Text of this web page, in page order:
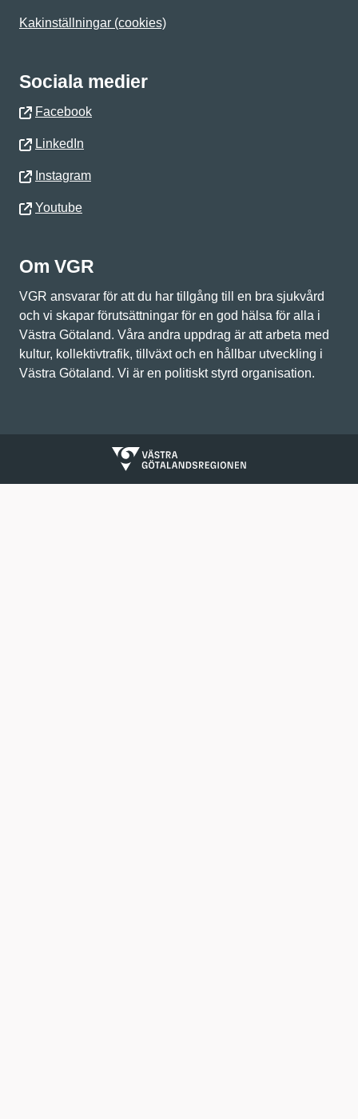
Kakinställningar (cookies)
Sociala medier
Facebook
LinkedIn
Instagram
Youtube
Om VGR
VGR ansvarar för att du har tillgång till en bra sjukvård
och vi skapar förutsättningar för en god hälsa för alla i
Västra Götaland. Våra andra uppdrag är att arbeta med
kultur, kollektivtrafik, tillväxt och en hållbar utveckling i
Västra Götaland. Vi är en politiskt styrd organisation.